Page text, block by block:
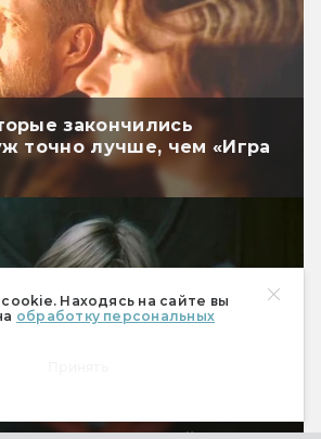
Находясь на сайте вы
обработку персональных
закончились
точно лучше, чем «Игра